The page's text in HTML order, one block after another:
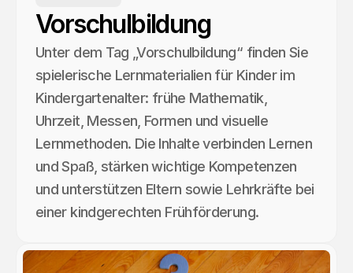
Vorschulbildung
Unter dem Tag „Vorschulbildung“ finden Sie
spielerische Lernmaterialien für Kinder im
Kindergartenalter: frühe Mathematik,
Uhrzeit, Messen, Formen und visuelle
Lernmethoden. Die Inhalte verbinden Lernen
und Spaß, stärken wichtige Kompetenzen
und unterstützen Eltern sowie Lehrkräfte bei
einer kindgerechten Frühförderung.